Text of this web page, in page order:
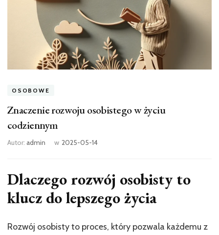
OSOBOWE
Znaczenie rozwoju osobistego w życiu
codziennym
Autor: admin w 2025-05-14
Dlaczego rozwój osobisty to
klucz do lepszego życia
Rozwój osobisty to proces, który pozwala każdemu z